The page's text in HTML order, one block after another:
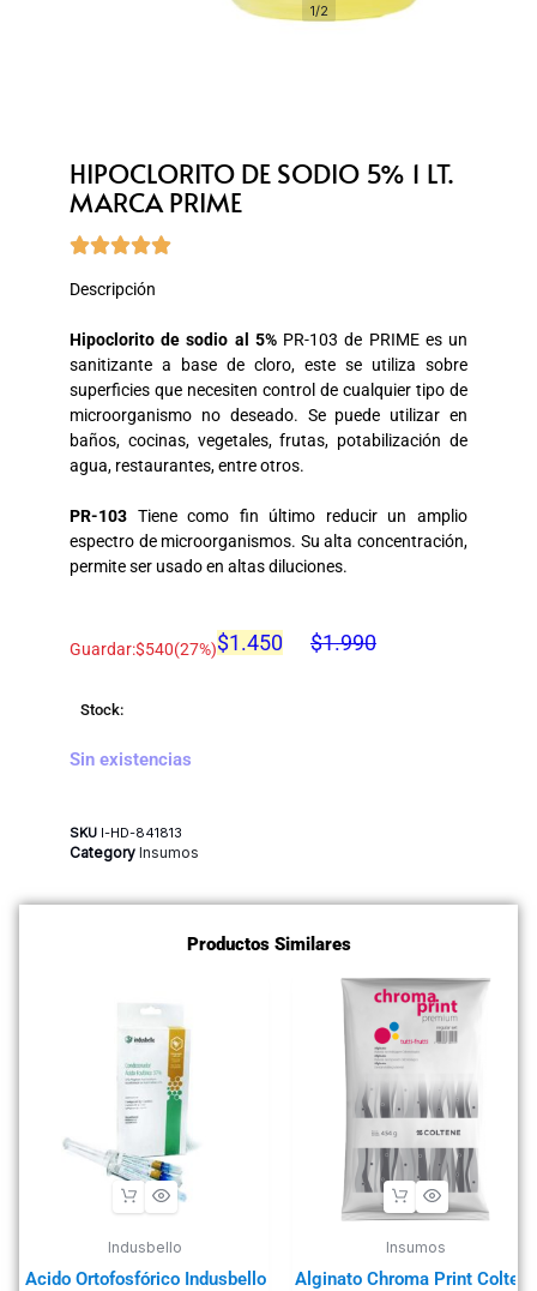
1/2
HIPOCLORITO DE SODIO 5% 1 LT.
MARCA PRIME

Descripción
Hipoclorito de sodio al 5% PR-103 de PRIME es un
sanitizante a base de cloro, este se utiliza sobre
superficies que necesiten control de cualquier tipo de
microorganismo no deseado. Se puede utilizar en
baños, cocinas, vegetales, frutas, potabilización de
agua, restaurantes, entre otros.
PR-103 Tiene como fin último reducir un amplio
espectro de microorganismos. Su alta concentración,
permite ser usado en altas diluciones.
$1.450 $1.990
Guardar:$540(27%)
Stock:
Sin existencias
SKU I-HD-841813
Category Insumos
Productos Similares
Indusbello
Acido Ortofosfórico Indusbello
Insumos
Alginato Chroma Print Coltene